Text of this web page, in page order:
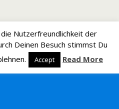
Nutzerfreundlichkeit der
Deinen Besuch stimmst Du
Accept Read More